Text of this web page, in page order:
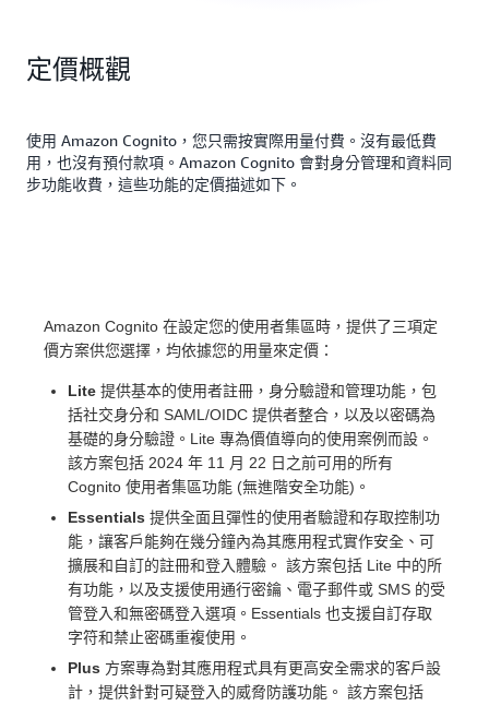
定價概觀
使用 Amazon Cognito，您只需按實際用量付費。沒有最低費
用，也沒有預付款項。Amazon Cognito 會對身分管理和資料同
步功能收費，這些功能的定價描述如下。
Amazon Cognito 在設定您的使用者集區時，提供了三項定
價方案供您選擇，均依據您的用量來定價：
Lite 提供基本的使用者註冊，身分驗證和管理功能，包
括社交身分和 SAML/OIDC 提供者整合，以及以密碼為
基礎的身分驗證。Lite 專為價值導向的使用案例而設。
該方案包括 2024 年 11 月 22 日之前可用的所有
Cognito 使用者集區功能 (無進階安全功能)。
Essentials 提供全面且彈性的使用者驗證和存取控制功
能，讓客戶能夠在幾分鐘內為其應用程式實作安全、可
擴展和自訂的註冊和登入體驗。 該方案包括 Lite 中的所
有功能，以及支援使用通行密鑰、電子郵件或 SMS 的受
管登入和無密碼登入選項。Essentials 也支援自訂存取
字符和禁止密碼重複使用。
Plus 方案專為對其應用程式具有更高安全需求的客戶設
計，提供針對可疑登入的威脅防護功能。 該方案包括